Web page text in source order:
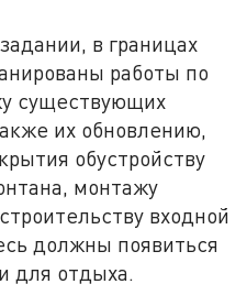
в границах
работы по
существующих
их обновлению,
обустройству
монтажу
входной
должны появиться
для отдыха.